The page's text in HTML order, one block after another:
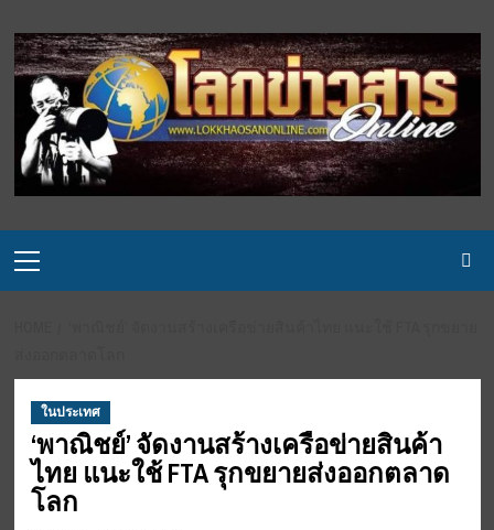
to
content
Menu
ในประเทศ
‘พาณิชย์’ จัดงานสร้างเครือข่ายสินค้า
ไทย แนะใช้ FTA รุกขยายส่งออกตลาด
โลก